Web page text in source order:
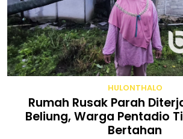
HULONTHALO
Rumah Rusak Parah
Beliung, Warga Pentadio
Bertahan